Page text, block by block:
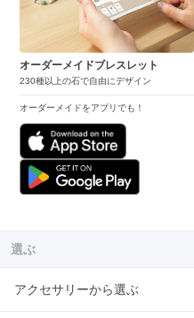
オーダーメイドブレスレット
230種以上の石で自由にデザイン
オーダーメイドをアプリでも！
選ぶ
アクセサリーから選ぶ